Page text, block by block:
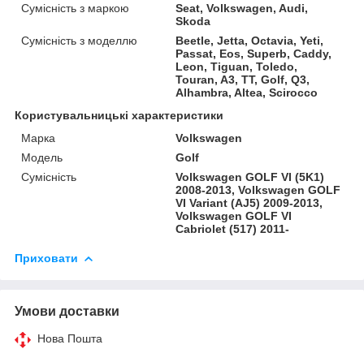
Сумісність з маркою
Seat, Volkswagen, Audi,
Skoda
Сумісність з моделлю
Beetle, Jetta, Octavia, Yeti,
Passat, Eos, Superb, Caddy,
Leon, Tiguan, Toledo,
Touran, A3, TT, Golf, Q3,
Alhambra, Altea, Scirocco
Користувальницькі характеристики
Марка
Volkswagen
Модель
Golf
Сумісність
Volkswagen GOLF VI (5K1)
2008-2013, Volkswagen GOLF
VI Variant (AJ5) 2009-2013,
Volkswagen GOLF VI
Cabriolet (517) 2011-
Приховати
Умови доставки
Нова Пошта